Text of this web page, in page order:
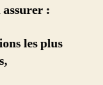
assurer :
les plus